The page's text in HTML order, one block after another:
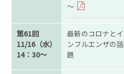
～
第61回
11/16（水）
14：30～
最新のコロナとイ
ンフルエンザの話
題